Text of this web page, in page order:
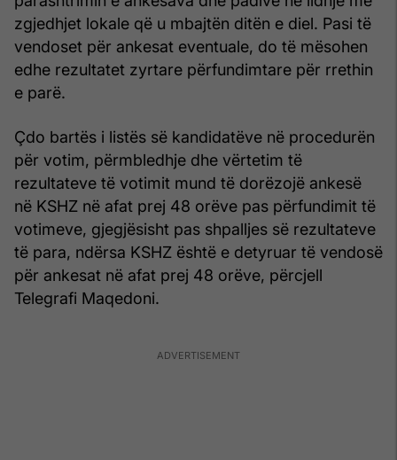
zgjedhjet lokale që u mbajtën ditën e diel. Pasi të
vendoset për ankesat eventuale, do të mësohen
edhe rezultatet zyrtare përfundimtare për rrethin
e parë.
Çdo bartës i listës së kandidatëve në procedurën
për votim, përmbledhje dhe vërtetim të
rezultateve të votimit mund të dorëzojë ankesë
në KSHZ në afat prej 48 orëve pas përfundimit të
votimeve, gjegjësisht pas shpalljes së rezultateve
të para, ndërsa KSHZ është e detyruar të vendosë
për ankesat në afat prej 48 orëve, përcjell
Telegrafi Maqedoni.